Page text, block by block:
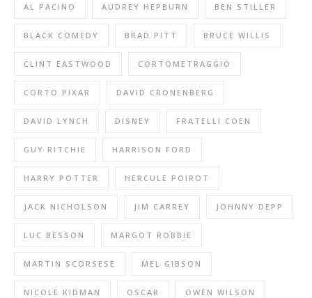
AL PACINO AUDREY HEPBURN BEN STILLER
BLACK COMEDY BRAD PITT BRUCE WILLIS
CLINT EASTWOOD CORTOMETRAGGIO
CORTO PIXAR DAVID CRONENBERG
DAVID LYNCH DISNEY FRATELLI COEN
GUY RITCHIE HARRISON FORD
HARRY POTTER HERCULE POIROT
JACK NICHOLSON JIM CARREY JOHNNY DEPP
LUC BESSON MARGOT ROBBIE
MARTIN SCORSESE MEL GIBSON
NICOLE KIDMAN OSCAR OWEN WILSON